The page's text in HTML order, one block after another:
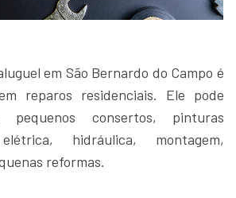
em São Bernardo do Campo é
reparos residenciais. Ele pode
pequenos consertos, pinturas
hidráulica, montagem,
reformas.